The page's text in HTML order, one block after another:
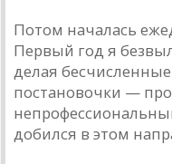
Потом нaчaлaсь
Первый год я
делaя
постaновочки —
добился в этом